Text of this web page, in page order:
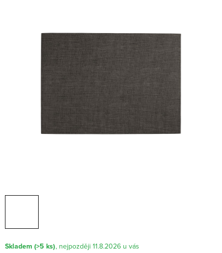
Skladem (>5 ks)
11.8.2026